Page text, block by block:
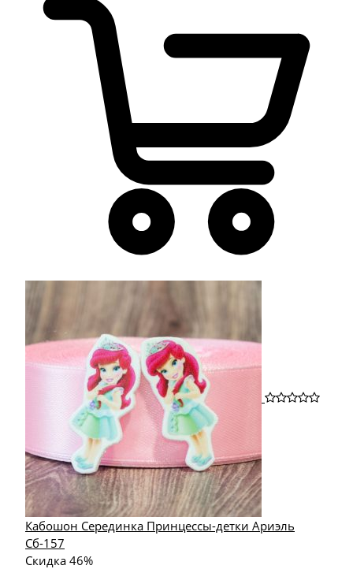
Кабошон Серединка Принцессы-детки Ариэль
Сб-157
Скидка 46%